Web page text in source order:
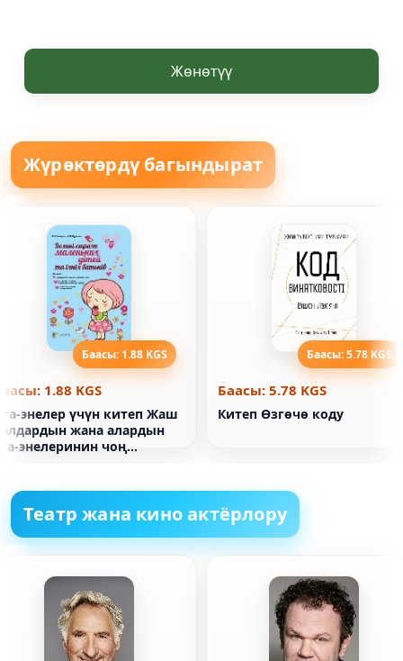
Жөнөтүү
Жүрөктөрдү багындырат
Баасы: 1.88 KGS
1.88 KGS
энелер үчүн китеп Жаш
жана алардын
энелеринин чоң
Баасы: 5.78 KGS
Баасы: 5.78 KGS
Китеп Өзгөчө коду
Театр жана кино актёрлору